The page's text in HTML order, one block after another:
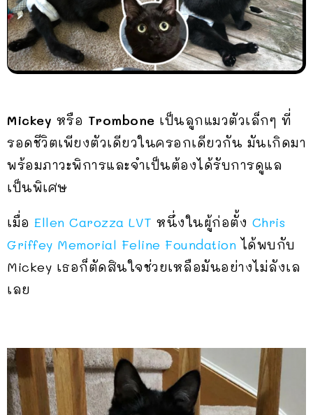
Mickey หรือ Trombone เป็นลูกแมวตัวเล็กๆ ที่
รอดชีวิตเพียงตัวเดียวในครอกเดียวกัน มันเกิดมา
พร้อมภาวะพิการและจำเป็นต้องได้รับการดูแล
เป็นพิเศษ
เมื่อ Ellen Carozza LVT หนึ่งในผู้ก่อตั้ง Chris
Griffey Memorial Feline Foundation ได้พบกับ
Mickey เธอก็ตัดสินใจช่วยเหลือมันอย่างไม่ลังเล
เลย